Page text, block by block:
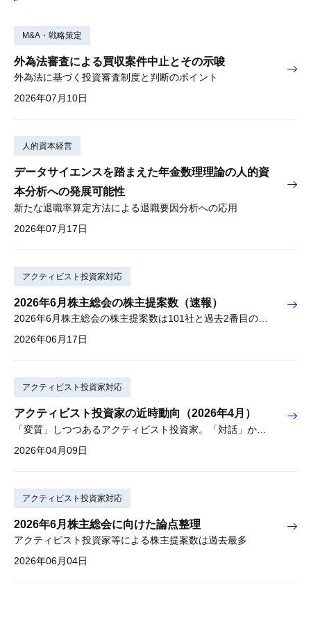
M&A・戦略策定
外為法審査による買収案件中止とその示唆
外為法に基づく投資審査制度と判断のポイント
2026年07月10日
人的資本経営
データサイエンスを踏まえた年金数理理論の人的資
本分析への発展可能性
新たな退職率算定方法による退職要因分析への応用
2026年07月17日
アクティビスト投資家対応
2026年6月株主総会の株主提案数（速報）
2026年6月株主総会の株主提案数は101社と過去2番目の多さ
2026年06月17日
アクティビスト投資家対応
アクティビスト投資家の近時動向（2026年4月）
2026年04月09日
アクティビスト投資家対応
2026年6月株主総会に向けた論点整理
アクティビスト投資家等による株主提案数は過去最多
2026年06月04日